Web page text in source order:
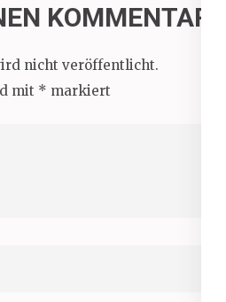
KOMMENTAR
nicht veröffentlicht.
mit * markiert